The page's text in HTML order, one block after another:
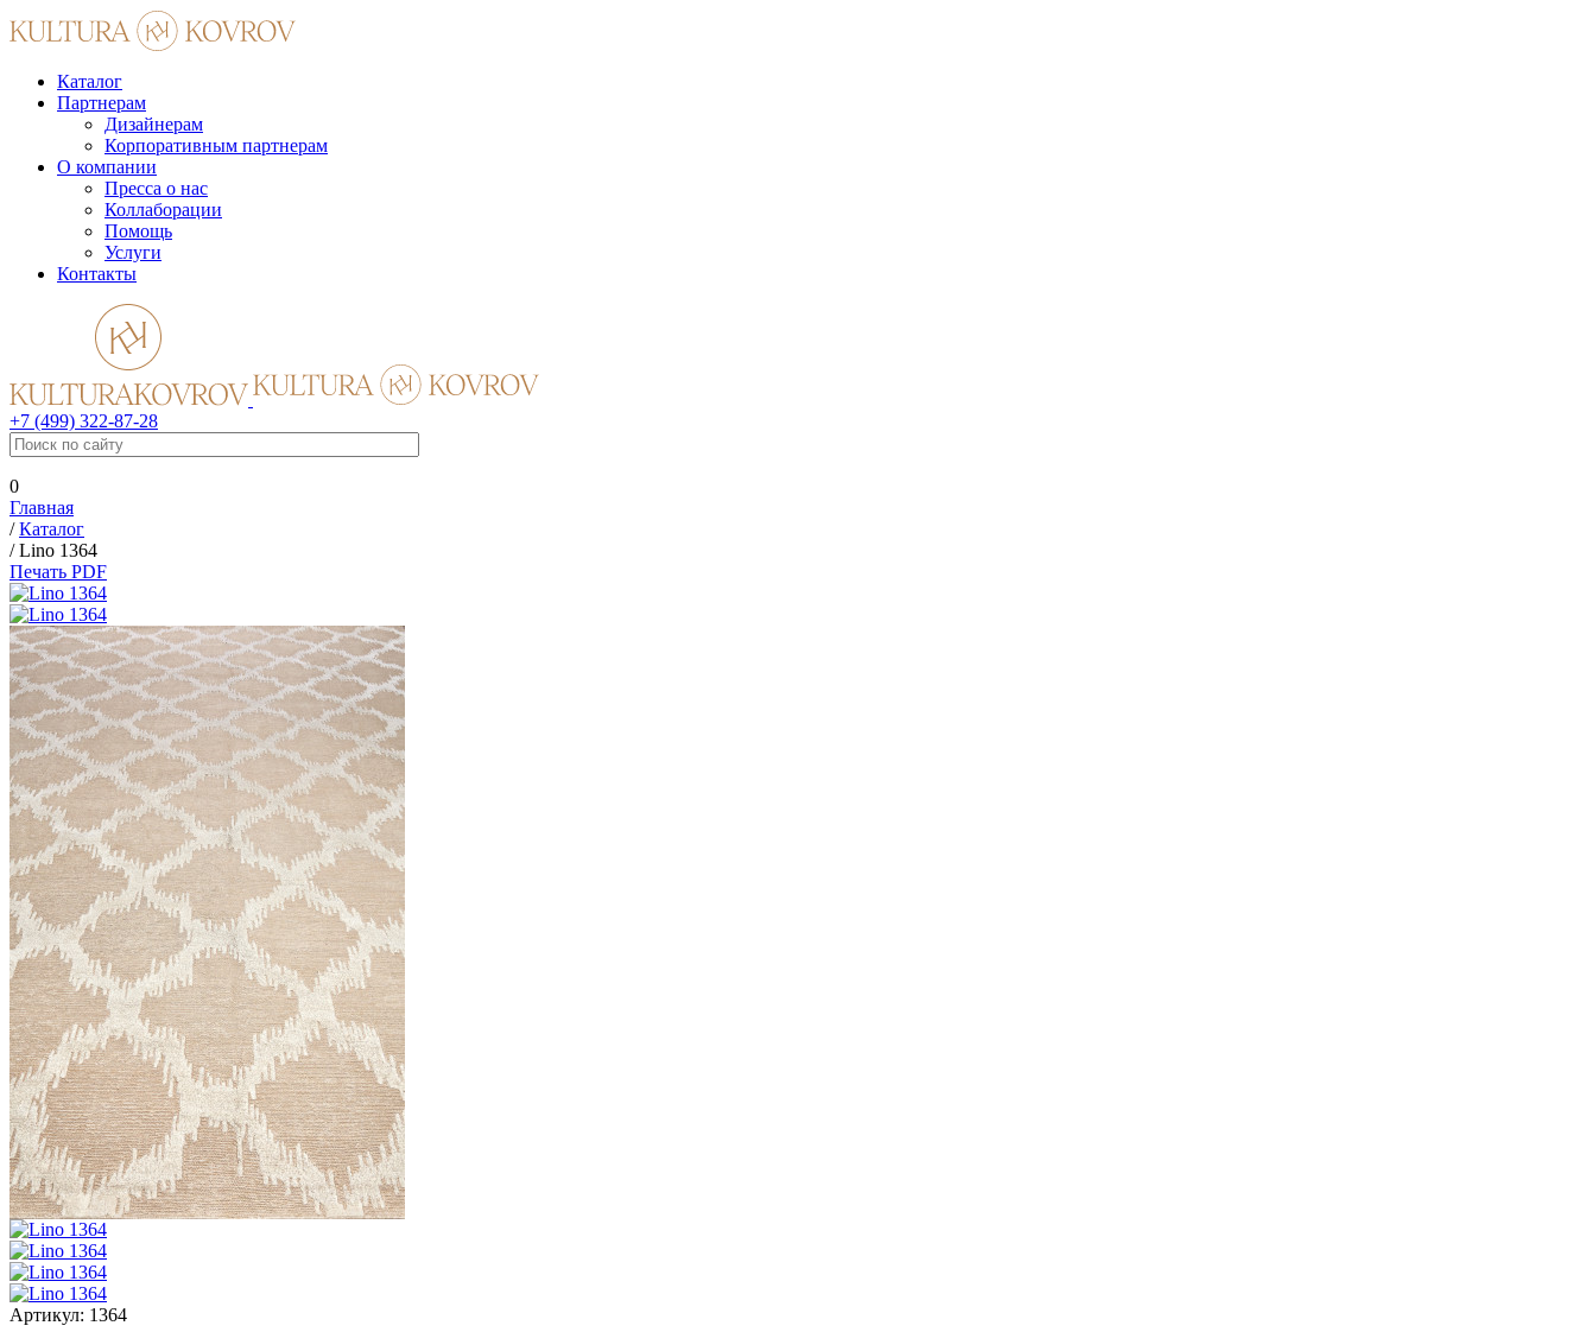
Каталог
Партнерам
Дизайнерам
Корпоративным партнерам
О компании
Пресса о нас
Коллаборации
Помощь
Услуги
Контакты
+7 (499) 322-87-28
0
Главная
/Каталог
/Lino 1364
Печать PDF
Артикул: 1364